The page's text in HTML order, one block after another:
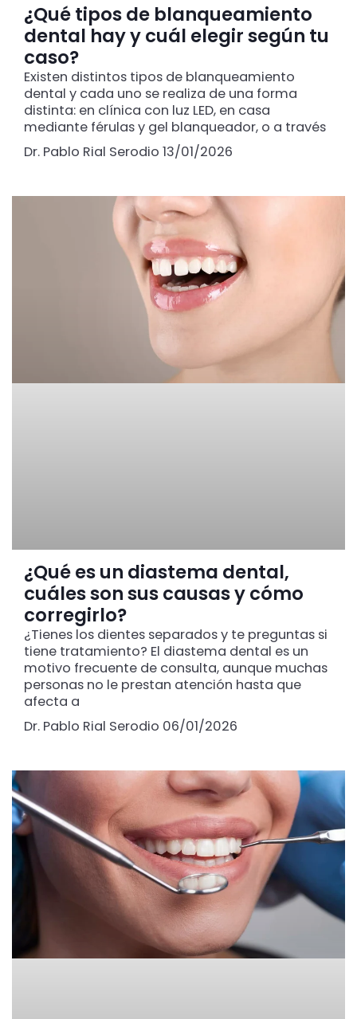
¿Qué tipos de blanqueamiento
dental hay y cuál elegir según tu
caso?
Existen distintos tipos de blanqueamiento
dental y cada uno se realiza de una forma
distinta: en clínica con luz LED, en casa
mediante férulas y gel blanqueador, o a través
Dr. Pablo Rial Serodio 13/01/2026
¿Qué es un diastema dental,
cuáles son sus causas y cómo
corregirlo?
¿Tienes los dientes separados y te preguntas si
tiene tratamiento? El diastema dental es un
motivo frecuente de consulta, aunque muchas
personas no le prestan atención hasta que
afecta a
Dr. Pablo Rial Serodio 06/01/2026